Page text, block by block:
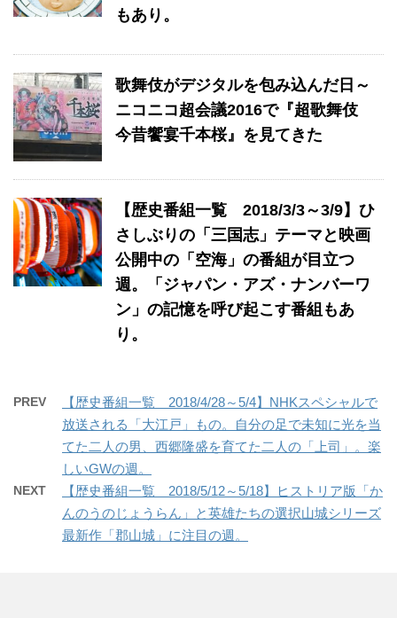
もあり。
歌舞伎がデジタルを包み込んだ日～
ニコニコ超会議2016で『超歌舞伎
今昔饗宴千本桜』を見てきた
【歴史番組一覧 2018/3/3～3/9】ひ
さしぶりの「三国志」テーマと映画
公開中の「空海」の番組が目立つ
週。「ジャパン・アズ・ナンバーワ
ン」の記憶を呼び起こす番組もあ
り。
PREV
【歴史番組一覧 2018/4/28～5/4】NHKスペシャルで
放送される「大江戸」もの。自分の足で未知に光を当
てた二人の男、西郷隆盛を育てた二人の「上司」。楽
しいGWの週。
NEXT
【歴史番組一覧 2018/5/12～5/18】ヒストリア版「か
んのうのじょうらん」と英雄たちの選択山城シリーズ
最新作「郡山城」に注目の週。